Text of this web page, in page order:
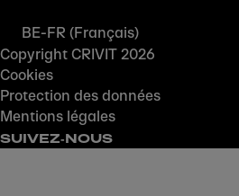
BE-FR (Français)
Copyright CRIVIT 2026
Cookies
Protection des données
Mentions légales
SUIVEZ‑NOUS